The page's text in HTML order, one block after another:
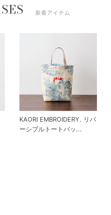
新着アイテム
KAORI EMBROIDERY. リバ
ーシブルトートバッ...